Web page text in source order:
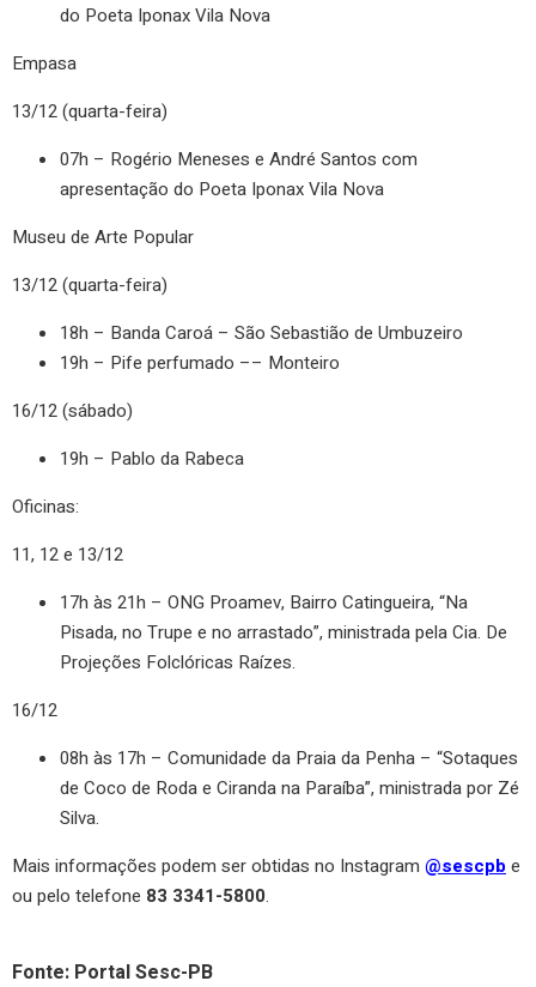
do Poeta Iponax Vila Nova
Empasa
13/12 (quarta-feira)
07h – Rogério Meneses e André Santos com
apresentação do Poeta Iponax Vila Nova
Museu de Arte Popular
13/12 (quarta-feira)
18h – Banda Caroá – São Sebastião de Umbuzeiro
19h – Pife perfumado –– Monteiro
16/12 (sábado)
19h – Pablo da Rabeca
Oficinas:
11, 12 e 13/12
17h às 21h – ONG Proamev, Bairro Catingueira, “Na
Pisada, no Trupe e no arrastado”, ministrada pela Cia. De
Projeções Folclóricas Raízes.
16/12
08h às 17h – Comunidade da Praia da Penha – “Sotaques
de Coco de Roda e Ciranda na Paraíba”, ministrada por Zé
Silva.
Mais informações podem ser obtidas no Instagram @sescpb e
ou pelo telefone 83 3341-5800.
Fonte: Portal Sesc-PB